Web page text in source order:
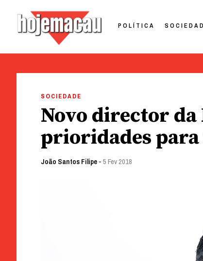
POLÍTICA
SOCIEDADE
Novo director
prioridades para
João Santos Filipe-5 Fev 2018